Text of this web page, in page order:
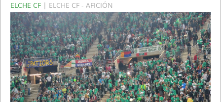
ELCHE CF | ELCHE CF - AFICIÓN